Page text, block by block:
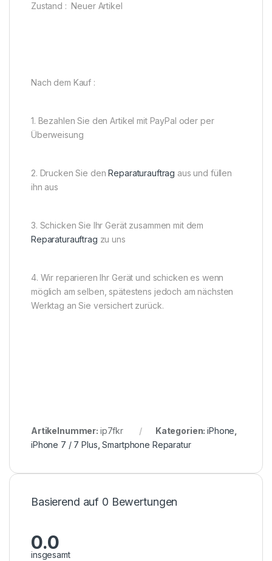
Zustand : Neuer Artikel
Nach dem Kauf :
1. Bezahlen Sie den Artikel mit PayPal oder per
Überweisung
2. Drucken Sie denReparaturauftrag aus und füllen
ihn aus
3. Schicken Sie Ihr Gerät zusammen mit dem
Reparaturauftrag zu uns
4. Wir reparieren Ihr Gerät und schicken es wenn
möglich am selben, spätestens jedoch am nächsten
Werktag an Sie versichert zurück.
Artikelnummer: ip7fkr Kategorien:iPhone
iPhone 7 / 7 Plus ,Smartphone Reparatur
Basierend auf 0 Bewertungen
0.0
insgesamt